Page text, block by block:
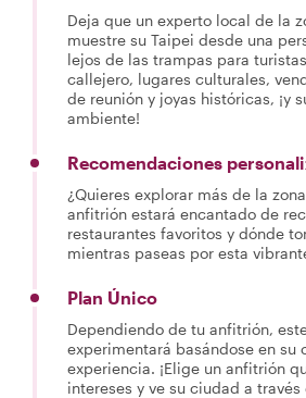
Deja que un experto local de la
muestre su Taipei desde una
lejos de las trampas para
callejero, lugares culturales,
de reunión y joyas históricas, ¡y
ambiente!
Recomendaciones
¿Quieres explorar más de la
anfitrión estará encantado de
restaurantes favoritos y dónde
mientras paseas por esta
Plan Único
Dependiendo de tu anfitrión,
experimentará basándose en su
experiencia. ¡Elige un anfitrión
intereses y ve su ciudad a través